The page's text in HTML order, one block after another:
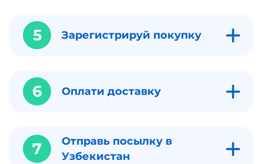
5 Зарегистрируй покупку
6 Оплати доставку
7
Отправь посылку в
Узбекистан